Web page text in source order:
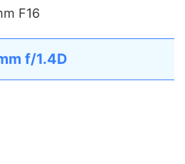
F16
f/1.4D